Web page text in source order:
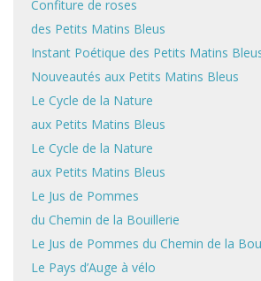
Confiture de roses
des Petits Matins Bleus
Instant Poétique des Petits Matins
Nouveautés aux Petits Matins Bleus
Le Cycle de la Nature
aux Petits Matins Bleus
Le Cycle de la Nature
aux Petits Matins Bleus
Le Jus de Pommes
du Chemin de la Bouillerie
Le Jus de Pommes du Chemin de la
Le Pays d’Auge à vélo